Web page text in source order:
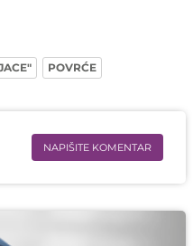
POVRĆE
NAPIŠITE KOMENTAR